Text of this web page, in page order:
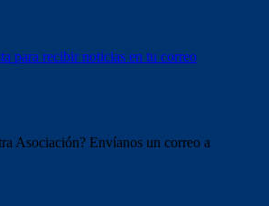
para recibir noticias en tu correo
Asociación? Envíanos un correo a